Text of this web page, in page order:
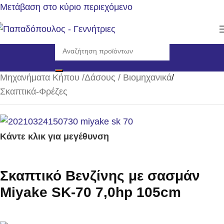
Μετάβαση στο κύριο περιεχόμενο
Αρχική σελίδα/
Μηχανήματα Κήπου /Δάσους / Βιομηχανικά/
Σκαπτικά-Φρέζες
Κάντε κλικ για μεγέθυνση
Σκαπτικό Βενζίνης με σασμάν
Miyake SK-70 7,0hp 105cm